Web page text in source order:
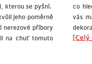
kterou se pyšní.
jeho poměrně
nerezové příbory
na chuť tomuto
co
vás
[Celý